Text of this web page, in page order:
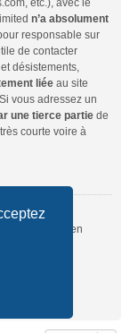
etc.), avec le
n’a absolument
responsable sur
de contacter
désistements,
liée au site
vous adressez un
une tierce partie de
courte voire à
?
utiliser le lien